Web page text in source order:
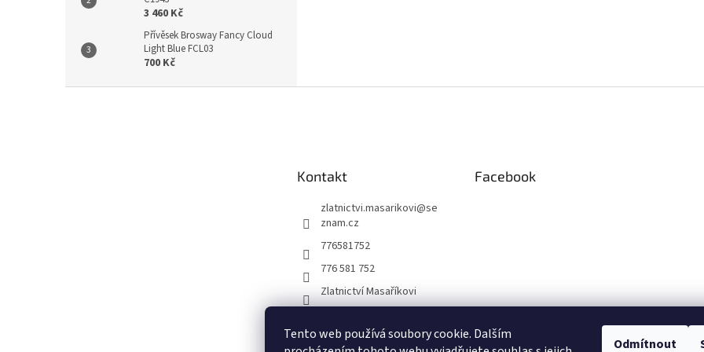
Tento web používá soubory cookie. Dalším
Odmítnout
3 460 Kč
Přívěsek Brosway Fancy Cloud
Light Blue FCL03
700 Kč
Kontakt
zlatnictvi.masarikovi@se
znam.cz
776581752
776 581 752
Zlatnictví Masaříkovi
Facebook
Formuláře